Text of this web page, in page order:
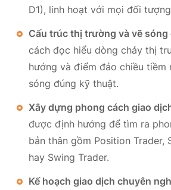
D1), linh hoạt với mọi đối
Cấu trúc thị trường và vẽ sóng
cách đọc hiểu dòng chảy thị
hướng và điểm đảo chiều tiềm
sóng đúng kỹ thuật.
Xây dựng phong cách giao
được định hướng để tìm ra
bản thân gồm Position Trader,
hay Swing Trader.
Kế hoạch giao dịch chuyên